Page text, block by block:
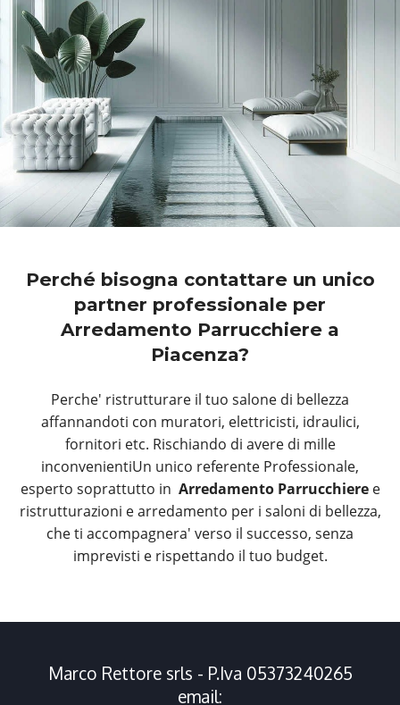
Perché bisogna contattare un unico
partner professionale per
Arredamento Parrucchiere a
Piacenza?
Perche' ristrutturare il tuo salone di bellezza
affannandoti con muratori, elettricisti, idraulici,
fornitori etc. Rischiando di avere di mille
inconvenientiUn unico referente Professionale,
esperto soprattutto in Arredamento Parrucchieree
ristrutturazioni e arredamento per i saloni di bellezza,
che ti accompagnera' verso il successo, senza
imprevisti e rispettando il tuo budget.
Marco Rettore srls - P.Iva 05373240265
email: